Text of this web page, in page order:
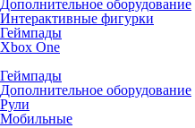
Дополнительное оборудование
Интерактивные фигурки
Геймпады
Xbox One
Геймпады
Дополнительное оборудование
Рули
Мобильные